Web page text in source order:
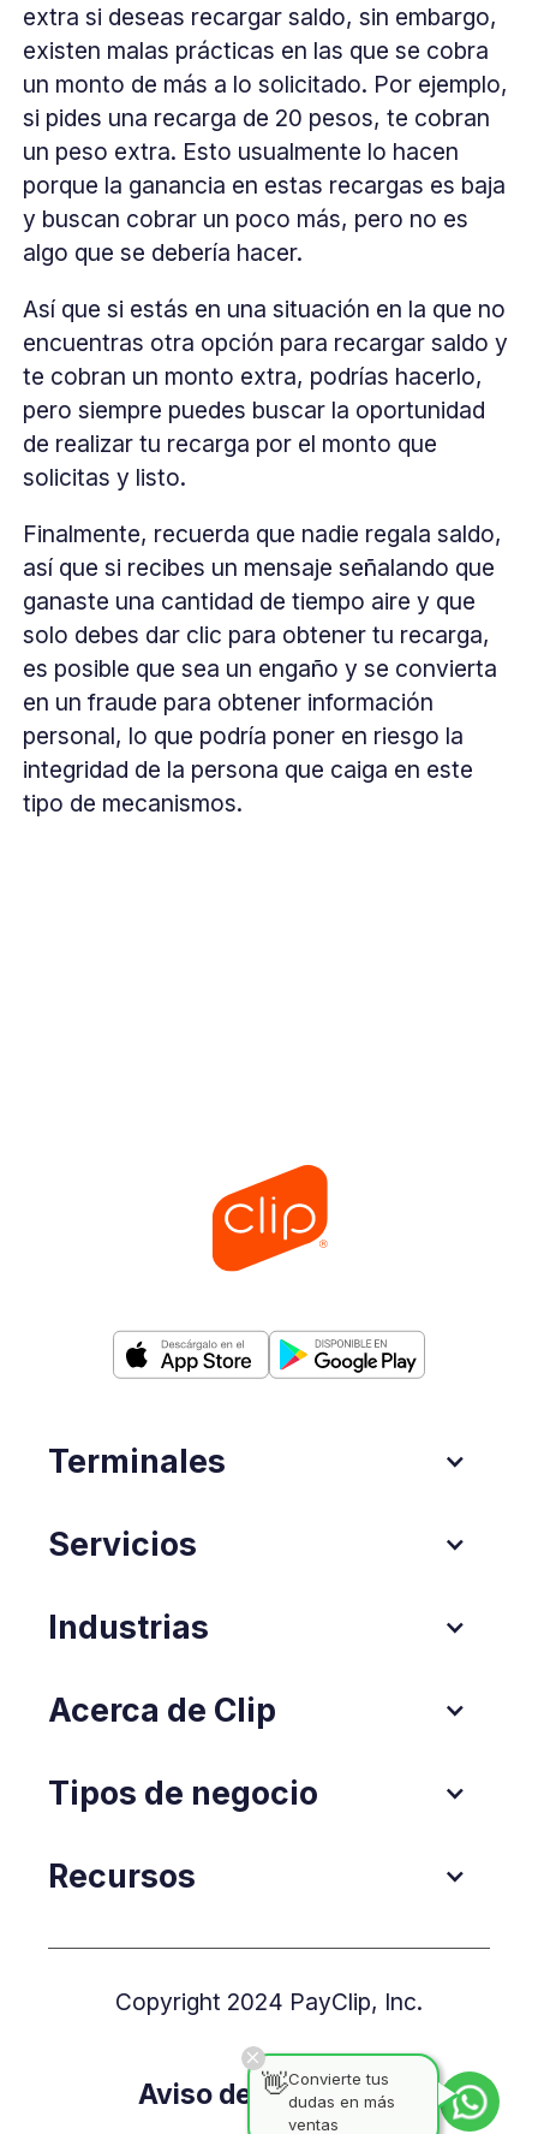
extra si deseas recargar saldo, sin embargo,
existen malas prácticas en las que se cobra
un monto de más a lo solicitado. Por ejemplo,
si pides una recarga de 20 pesos, te cobran
un peso extra. Esto usualmente lo hacen
porque la ganancia en estas recargas es baja
y buscan cobrar un poco más, pero no es
algo que se debería hacer.
Así que si estás en una situación en la que no
encuentras otra opción para recargar saldo y
te cobran un monto extra, podrías hacerlo,
pero siempre puedes buscar la oportunidad
de realizar tu recarga por el monto que
solicitas y listo.
Finalmente, recuerda que nadie regala saldo,
así que si recibes un mensaje señalando que
ganaste una cantidad de tiempo aire y que
solo debes dar clic para obtener tu recarga,
es posible que sea un engaño y se convierta
en un fraude para obtener información
personal, lo que podría poner en riesgo la
integridad de la persona que caiga en este
tipo de mecanismos.
Terminales
Servicios
Industrias
Acerca de Clip
Tipos de negocio
Recursos
Copyright 2024 PayClip, Inc.
Aviso de Privacidad
👋Convierte tus
dudas en más
ventas